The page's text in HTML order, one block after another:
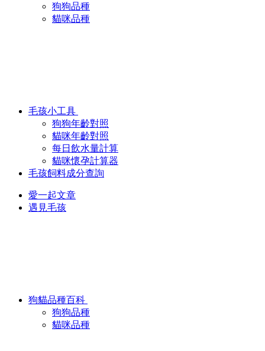
狗狗品種
貓咪品種
毛孩小工具
狗狗年齡對照
貓咪年齡對照
每日飲水量計算
貓咪懷孕計算器
毛孩飼料成分查詢
愛一起文章
遇見毛孩
狗貓品種百科
狗狗品種
貓咪品種